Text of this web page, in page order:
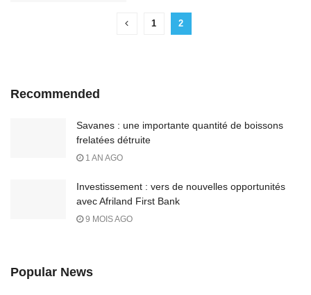
1 2
Recommended
Savanes : une importante quantité de boissons
frelatées détruite
1 AN AGO
Investissement : vers de nouvelles opportunités
avec Afriland First Bank
9 MOIS AGO
Popular News